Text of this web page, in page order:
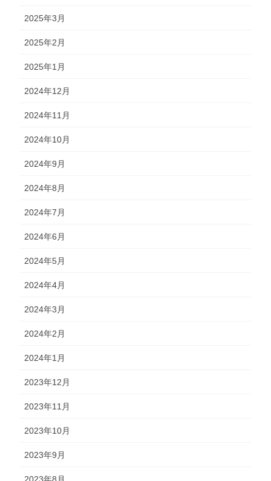
2025年3月
2025年2月
2025年1月
2024年12月
2024年11月
2024年10月
2024年9月
2024年8月
2024年7月
2024年6月
2024年5月
2024年4月
2024年3月
2024年2月
2024年1月
2023年12月
2023年11月
2023年10月
2023年9月
2023年8月